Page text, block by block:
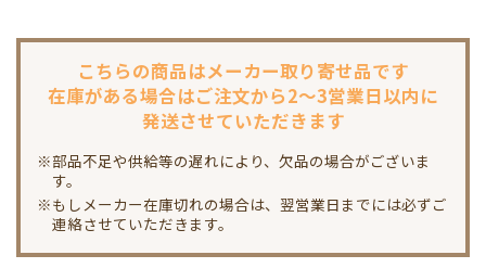
こちらの商品はメーカー取り寄せ品です
在庫がある場合はご注文から2～3営業日以内に
発送させていただきます
※部品不足や供給等の遅れにより、欠品の場合がございま
す。
※もしメーカー在庫切れの場合は、翌営業日までには必ずご
連絡させていただきます。